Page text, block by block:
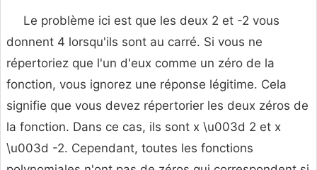
Le problème ici est que les deux 2 et -2 vous
donnent 4 lorsqu'ils sont au carré. Si vous ne
répertoriez que l'un d'eux comme un zéro de la
fonction, vous ignorez une réponse légitime. Cela
signifie que vous devez répertorier les deux zéros de
la fonction. Dans ce cas, ils sont x \u003d 2 et x
\u003d -2. Cependant, toutes les fonctions